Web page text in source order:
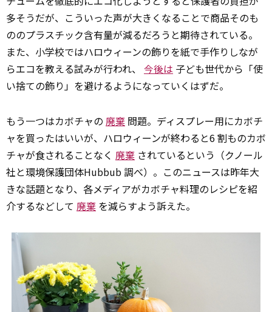
多そうだが、こういった声が大きくなることで商品そのも
ののプラスチック含有量が減るだろうと期待されている。
また、小学校ではハロウィーンの飾りを紙で手作りしなが
らエコを教える試みが行われ、 今後は 子ども世代から「使
い捨ての飾り」を避けるようになっていくはずだ。
もう一つはカボチャの 廃棄 問題。ディスプレー用にカボチ
ャを買ったはいいが、ハロウィーンが終わると6 割ものカボ
チャが食されることなく 廃棄 されているという（クノール
社と環境保護団体Hubbub 調べ）。このニュースは昨年大
きな話題となり、各メディアがカボチャ料理のレシピを紹
介するなどして 廃棄 を減らすよう訴えた。